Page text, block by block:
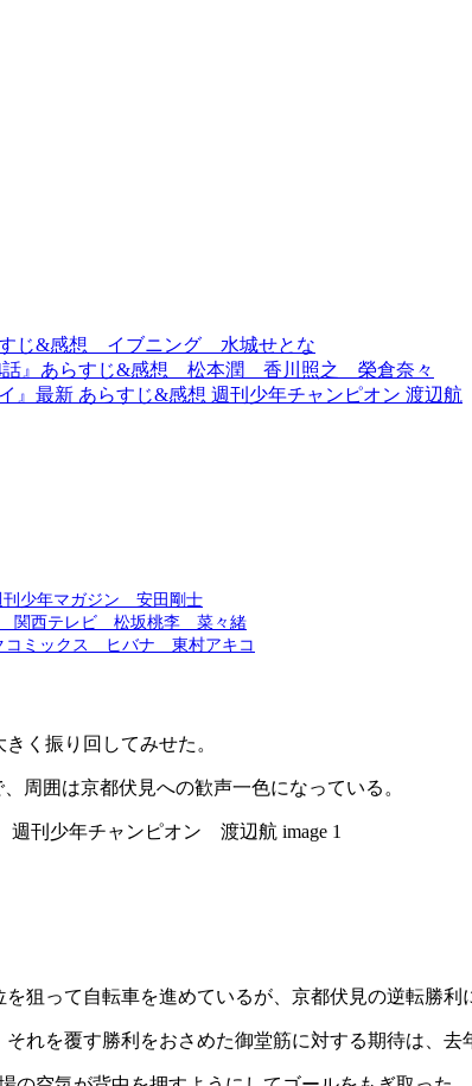
すじ&感想 イブニング 水城せとな
4話』あらすじ&感想 松本潤 香川照之 榮倉奈々
』最新 あらすじ&感想 週刊少年チャンピオン 渡辺航
刊少年マガジン 安田剛士
関西テレビ 松坂桃李 菜々緒
コミックス ヒバナ 東村アキコ
く振り回してみせた。
周囲は京都伏見への歓声一色になっている。
狙って自転車を進めているが、京都伏見の逆転勝利
れを覆す勝利をおさめた御堂筋に対する期待は、去